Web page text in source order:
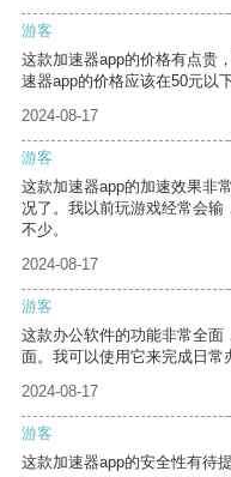
游客
这款加速器app的价格有点贵
速器app的价格应该在50元以
2024-08-17
游客
这款加速器app的加速效果非
况了。我以前玩游戏经常会输
不少。
2024-08-17
游客
这款办公软件的功能非常全
面。我可以使用它来完成日常
2024-08-17
游客
这款加速器app的安全性有待